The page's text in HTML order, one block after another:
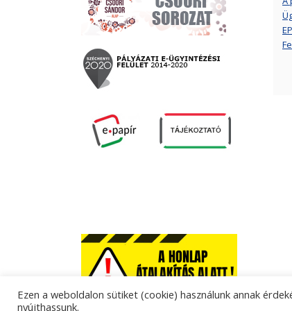
Ezen a weboldalon sütiket (cookie) használunk annak
nyújthassunk.